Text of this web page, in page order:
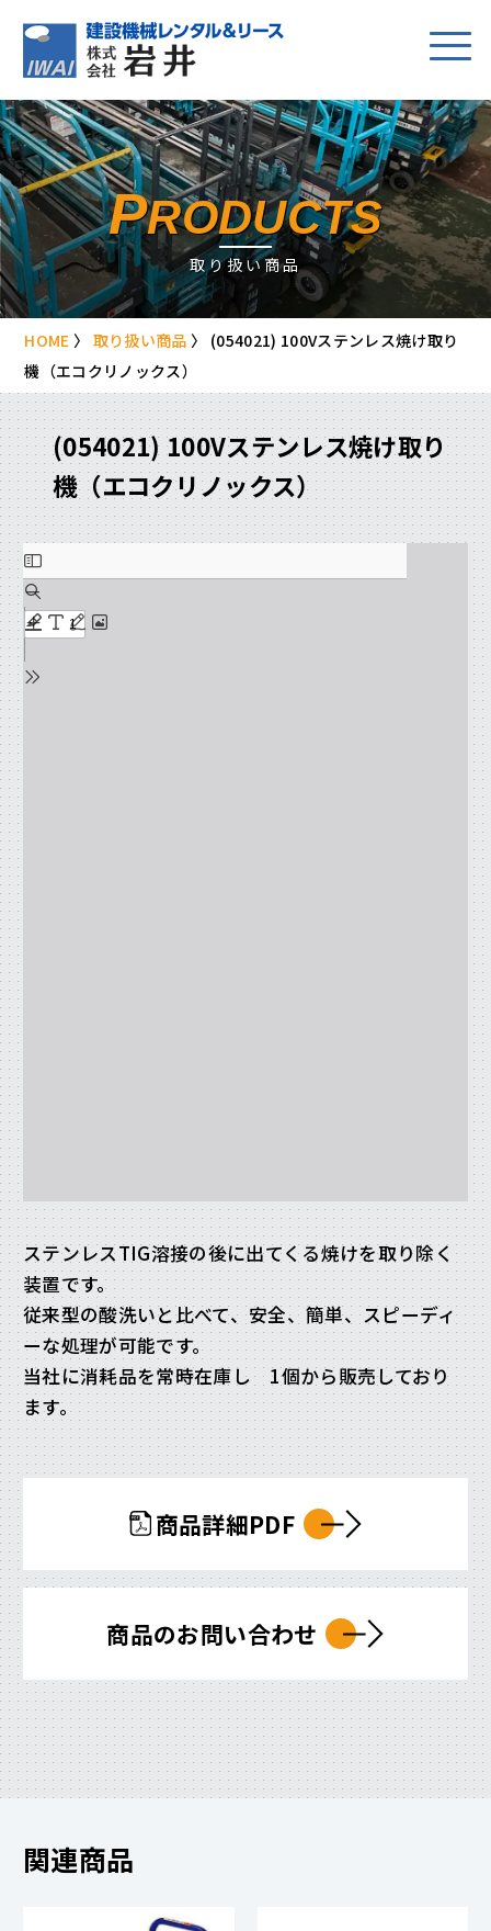
PRODUCTS
取り扱い商品
HOME 〉 取り扱い商品 〉 (054021) 100Vステンレス焼け取り
機（エコクリノックス）
(054021) 100Vステンレス焼け取り
機（エコクリノックス）
ステンレスTIG溶接の後に出てくる焼けを取り除く
装置です。
従来型の酸洗いと比べて、安全、簡単、スピーディ
ーな処理が可能です。
当社に消耗品を常時在庫し 1個から販売しており
ます。
商品詳細PDF
商品のお問い合わせ
関連商品